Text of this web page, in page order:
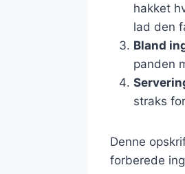
hakket
lad den
Bland
panden
straks
Denne
forberede